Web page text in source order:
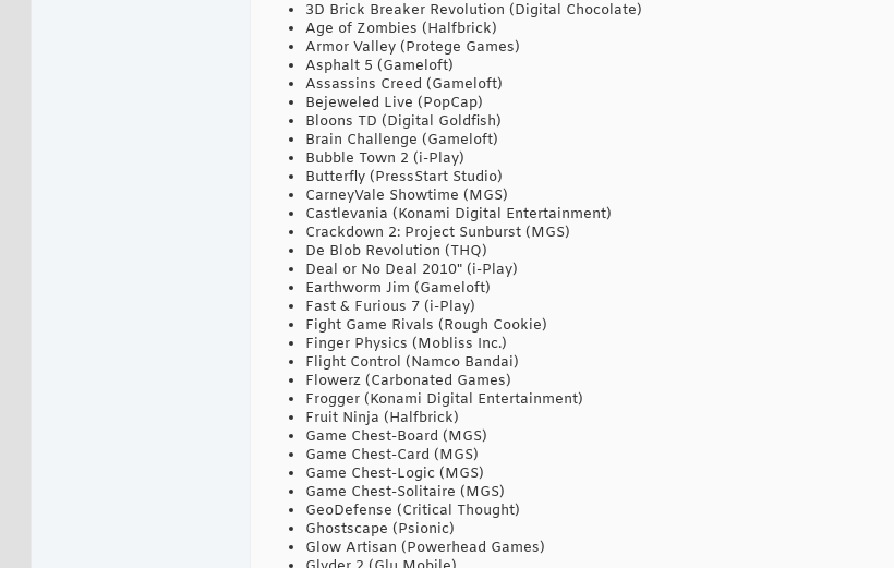
3D Brick Breaker Revolution (Digital Chocolate)
Age of Zombies (Halfbrick)
Armor Valley (Protege Games)
Asphalt 5 (Gameloft)
Assassins Creed (Gameloft)
Bejeweled Live (PopCap)
Bloons TD (Digital Goldfish)
Brain Challenge (Gameloft)
Bubble Town 2 (i-Play)
Butterfly (PressStart Studio)
CarneyVale Showtime (MGS)
Castlevania (Konami Digital Entertainment)
Crackdown 2: Project Sunburst (MGS)
De Blob Revolution (THQ)
Deal or No Deal 2010" (i-Play)
Earthworm Jim (Gameloft)
Fast & Furious 7 (i-Play)
Fight Game Rivals (Rough Cookie)
Finger Physics (Mobliss Inc.)
Flight Control (Namco Bandai)
Flowerz (Carbonated Games)
Frogger (Konami Digital Entertainment)
Fruit Ninja (Halfbrick)
Game Chest-Board (MGS)
Game Chest-Card (MGS)
Game Chest-Logic (MGS)
Game Chest-Solitaire (MGS)
GeoDefense (Critical Thought)
Ghostscape (Psionic)
Glow Artisan (Powerhead Games)